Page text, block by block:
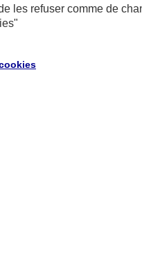
les refuser comme de
"